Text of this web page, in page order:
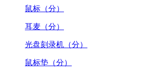
鼠标（分）
耳麦（分）
光盘刻录机（分）
鼠标垫（分）